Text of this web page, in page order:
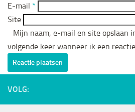
E-mail *
Site
Mijn naam, e-mail en site opslaan
volgende keer wanneer ik een
VOLG: